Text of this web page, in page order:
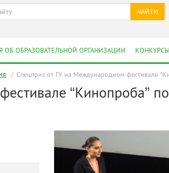
НАЙТИ
ОБ ОБРАЗОВАТЕЛЬНОЙ ОРГАНИЗАЦИИ
Спецприз от ГУ на Международном фестивале
“Кинопроба”